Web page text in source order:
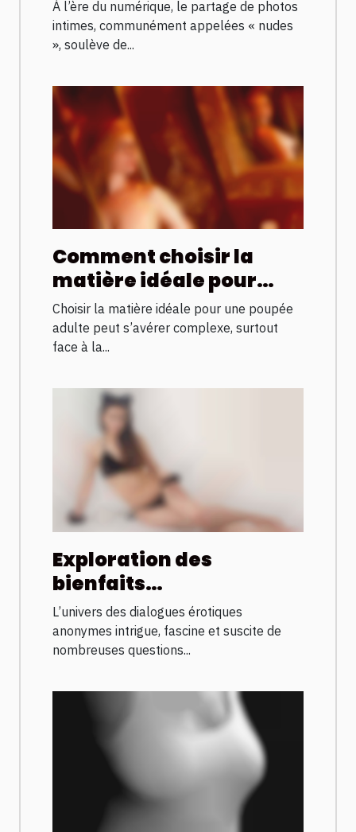
À l’ère du numérique, le partage de photos
intimes, communément appelées « nudes
», soulève de...
Comment choisir la
matière idéale pour
votre poupée adulte ?
Choisir la matière idéale pour une poupée
adulte peut s’avérer complexe, surtout
face à la...
Exploration des
bienfaits
psychologiques des
dialogues érotiques
anonymes
L’univers des dialogues érotiques
anonymes intrigue, fascine et suscite de
nombreuses questions...